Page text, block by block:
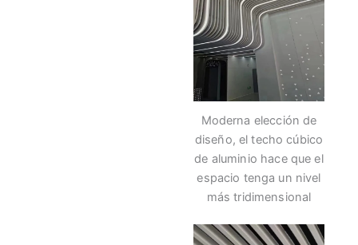
Moderna elección de
diseño, el techo cúbico
de aluminio hace que el
espacio tenga un nivel
más tridimensional